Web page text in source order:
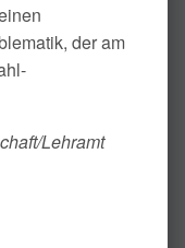
der am
Lehramt